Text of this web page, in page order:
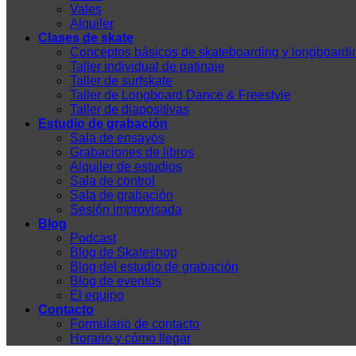
Vales
Alquiler
Clases de skate
Conceptos básicos de skateboarding y
Taller individual de patinaje
Taller de surfskate
Taller de Longboard Dance & Freestyle
Taller de diapositivas
Estudio de grabación
Sala de ensayos
Grabaciones de libros
Alquiler de estudios
Sala de control
Sala de grabación
Sesión improvisada
Blog
Podcast
Blog de Skateshop
Blog del estudio de grabación
Blog de eventos
El equipo
Contacto
Formulario de contacto
Horario y cómo llegar